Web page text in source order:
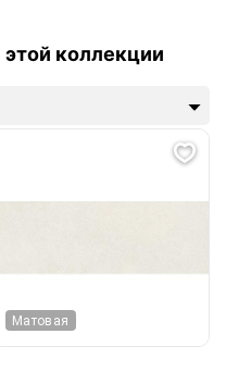
этой коллекции
Матовая